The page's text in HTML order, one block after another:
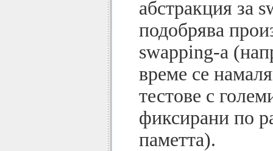
абстракция за
подобрява
swapping-а
време се
тестове с
фиксирани по
паметта).